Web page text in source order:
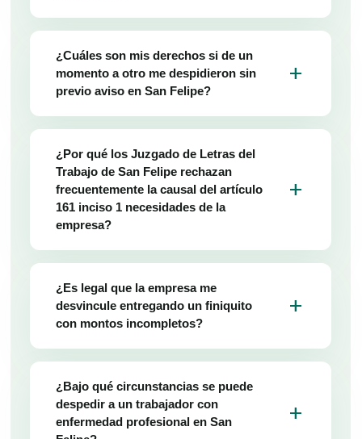
¿Cuáles son mis derechos si de un
momento a otro me despidieron sin
previo aviso en San Felipe?
add
¿Por qué los Juzgado de Letras del
Trabajo de San Felipe rechazan
frecuentemente la causal del artículo
161 inciso 1 necesidades de la
empresa?
add
¿Es legal que la empresa me
desvincule entregando un finiquito
con montos incompletos?
add
¿Bajo qué circunstancias se puede
despedir a un trabajador con
enfermedad profesional en San
add